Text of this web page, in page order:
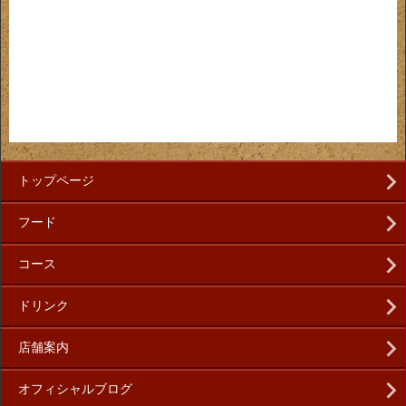
トップページ
フード
コース
ドリンク
店舗案内
オフィシャルブログ